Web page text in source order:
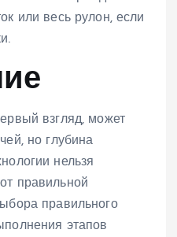
или весь рулон, если
взгляд, может
но глубина
нельзя
правильной
правильного
этапов